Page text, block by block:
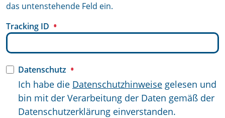
das untenstehende Feld ein.
Tracking ID
Datenschutz
Ich habe die Datenschutzhinweise gelesen und
bin mit der Verarbeitung der Daten gemäß der
Datenschutzerklärung einverstanden.